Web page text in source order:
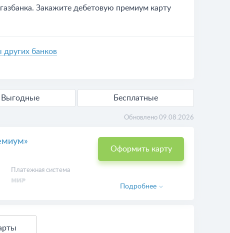
Закажите дебетовую премиум карту
банков
Выгодные Бесплатные
Обновлено 09.08.2026
Платежная система
Оформить карту
Подробнее